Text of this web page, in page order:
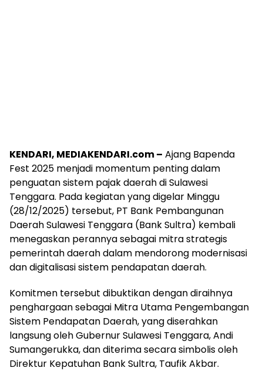
KENDARI, MEDIAKENDARI.com – Ajang Bapenda
Fest 2025 menjadi momentum penting dalam
penguatan sistem pajak daerah di Sulawesi
Tenggara. Pada kegiatan yang digelar Minggu
(28/12/2025) tersebut, PT Bank Pembangunan
Daerah Sulawesi Tenggara (Bank Sultra) kembali
menegaskan perannya sebagai mitra strategis
pemerintah daerah dalam mendorong modernisasi
dan digitalisasi sistem pendapatan daerah.
Komitmen tersebut dibuktikan dengan diraihnya
penghargaan sebagai Mitra Utama Pengembangan
Sistem Pendapatan Daerah, yang diserahkan
langsung oleh Gubernur Sulawesi Tenggara, Andi
Sumangerukka, dan diterima secara simbolis oleh
Direktur Kepatuhan Bank Sultra, Taufik Akbar.